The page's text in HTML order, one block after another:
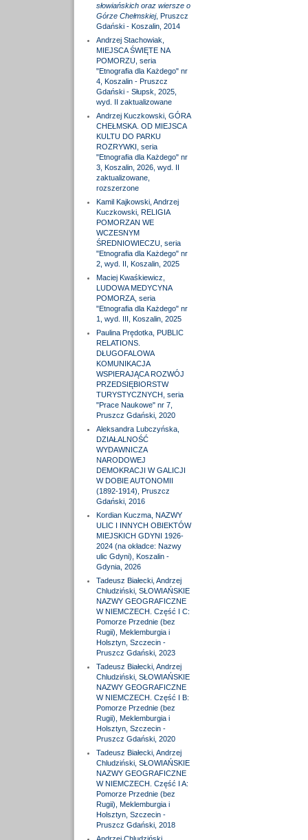
słowiańskich oraz wiersze o
Górze Chełmskiej, Pruszcz
Gdański - Koszalin, 2014
Andrzej Stachowiak,
MIEJSCA ŚWIĘTE NA
POMORZU, seria
"Etnografia dla Każdego" nr
4, Koszalin - Pruszcz
Gdański - Słupsk, 2025,
wyd. II zaktualizowane
Andrzej Kuczkowski, GÓRA
CHEŁMSKA. OD MIEJSCA
KULTU DO PARKU
ROZRYWKI, seria
"Etnografia dla Każdego" nr
3, Koszalin, 2026, wyd. II
zaktualizowane,
rozszerzone
Kamil Kajkowski, Andrzej
Kuczkowski, RELIGIA
POMORZAN WE
WCZESNYM
ŚREDNIOWIECZU, seria
"Etnografia dla Każdego" nr
2, wyd. II, Koszalin, 2025
Maciej Kwaśkiewicz,
LUDOWA MEDYCYNA
POMORZA, seria
"Etnografia dla Każdego" nr
1, wyd. III, Koszalin, 2025
Paulina Prędotka, PUBLIC
RELATIONS.
DŁUGOFALOWA
KOMUNIKACJA
WSPIERAJĄCA ROZWÓJ
PRZEDSIĘBIORSTW
TURYSTYCZNYCH, seria
"Prace Naukowe" nr 7,
Pruszcz Gdański, 2020
Aleksandra Lubczyńska,
DZIAŁALNOŚĆ
WYDAWNICZA
NARODOWEJ
DEMOKRACJI W GALICJI
W DOBIE AUTONOMII
(1892-1914), Pruszcz
Gdański, 2016
Kordian Kuczma, NAZWY
ULIC I INNYCH OBIEKTÓW
MIEJSKICH GDYNI 1926-
2024 (na okładce: Nazwy
ulic Gdyni), Koszalin -
Gdynia, 2026
Tadeusz Białecki, Andrzej
Chludziński, SŁOWIAŃSKIE
NAZWY GEOGRAFICZNE
W NIEMCZECH. Część I C:
Pomorze Przednie (bez
Rugii), Meklemburgia i
Holsztyn, Szczecin -
Pruszcz Gdański, 2023
Tadeusz Białecki, Andrzej
Chludziński, SŁOWIAŃSKIE
NAZWY GEOGRAFICZNE
W NIEMCZECH. Część I B:
Pomorze Przednie (bez
Rugii), Meklemburgia i
Holsztyn, Szczecin -
Pruszcz Gdański, 2020
Tadeusz Białecki, Andrzej
Chludziński, SŁOWIAŃSKIE
NAZWY GEOGRAFICZNE
W NIEMCZECH. Część I A:
Pomorze Przednie (bez
Rugii), Meklemburgia i
Holsztyn, Szczecin -
Pruszcz Gdański, 2018